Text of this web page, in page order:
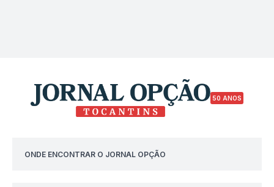
50 ANOS
ONDE ENCONTRAR O JORNAL OPÇÃO